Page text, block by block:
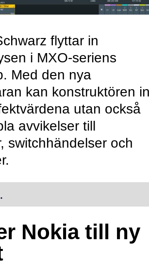
flyttar in
i MXO-seriens
Med den nya
kan konstruktören
utan också
avvikelser till
switchhändelser och
Nokia till ny